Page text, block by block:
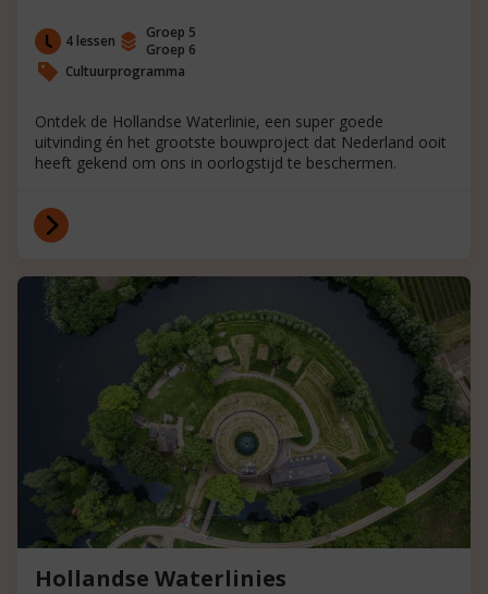
4 lessen
Groep 5
Groep 6
Cultuurprogramma
Ontdek de Hollandse Waterlinie, een super goede
uitvinding én het grootste bouwproject dat Nederland ooit
heeft gekend om ons in oorlogstijd te beschermen.
Hollandse Waterlinies